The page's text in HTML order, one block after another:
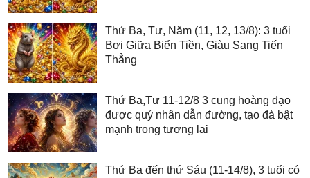
Thứ Ba, Tư, Năm (11, 12, 13/8): 3 tuổi
Bơi Giữa Biển Tiền, Giàu Sang Tiến
Thẳng
Thứ Ba,Tư 11-12/8 3 cung hoàng đạo
được quý nhân dẫn đường, tạo đà bật
mạnh trong tương lai
Thứ Ba đến thứ Sáu (11-14/8), 3 tuổi có